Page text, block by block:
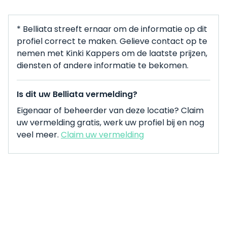
* Belliata streeft ernaar om de informatie op dit
profiel correct te maken. Gelieve contact op te
nemen met Kinki Kappers om de laatste prijzen,
diensten of andere informatie te bekomen.
Is dit uw Belliata vermelding?
Eigenaar of beheerder van deze locatie? Claim
uw vermelding gratis, werk uw profiel bij en nog
veel meer. Claim uw vermelding